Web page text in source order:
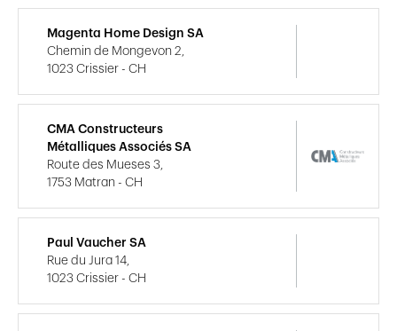
Magenta Home Design SA
Chemin de Mongevon 2,
1023 Crissier - CH
CMA Constructeurs
Métalliques Associés SA
Route des Mueses 3,
1753 Matran - CH
Paul Vaucher SA
Rue du Jura 14,
1023 Crissier - CH